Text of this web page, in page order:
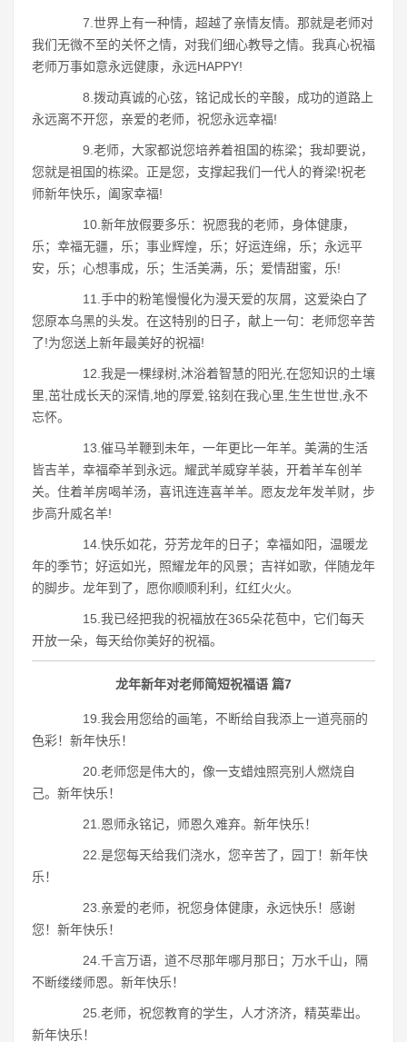
7.世界上有一种情，超越了亲情友情。那就是老师对
我们无微不至的关怀之情，对我们细心教导之情。我真心祝福
老师万事如意永远健康，永远HAPPY!
8.拨动真诚的心弦，铭记成长的辛酸，成功的道路上
永远离不开您，亲爱的老师，祝您永远幸福!
9.老师，大家都说您培养着祖国的栋梁；我却要说，
您就是祖国的栋梁。正是您，支撑起我们一代人的脊梁!祝老
师新年快乐，阖家幸福!
10.新年放假要多乐：祝愿我的老师，身体健康，
乐；幸福无疆，乐；事业辉煌，乐；好运连绵，乐；永远平
安，乐；心想事成，乐；生活美满，乐；爱情甜蜜，乐!
11.手中的粉笔慢慢化为漫天爱的灰屑，这爱染白了
您原本乌黑的头发。在这特别的日子，献上一句：老师您辛苦
了!为您送上新年最美好的祝福!
12.我是一棵绿树,沐浴着智慧的阳光,在您知识的土壤
里,茁壮成长天的深情,地的厚爱,铭刻在我心里,生生世世,永不
忘怀。
13.催马羊鞭到未年，一年更比一年羊。美满的生活
皆吉羊，幸福牵羊到永远。耀武羊威穿羊装，开着羊车创羊
关。住着羊房喝羊汤，喜讯连连喜羊羊。愿友龙年发羊财，步
步高升威名羊!
14.快乐如花，芬芳龙年的日子；幸福如阳，温暖龙
年的季节；好运如光，照耀龙年的风景；吉祥如歌，伴随龙年
的脚步。龙年到了，愿你顺顺利利，红红火火。
15.我已经把我的祝福放在365朵花苞中，它们每天
开放一朵，每天给你美好的祝福。
龙年新年对老师简短祝福语 篇7
19.我会用您给的画笔，不断给自我添上一道亮丽的
色彩！新年快乐！
20.老师您是伟大的，像一支蜡烛照亮别人燃烧自
己。新年快乐！
21.恩师永铭记，师恩久难弃。新年快乐！
22.是您每天给我们浇水，您辛苦了，园丁！新年快
乐！
23.亲爱的老师，祝您身体健康，永远快乐！感谢
您！新年快乐！
24.千言万语，道不尽那年哪月那日；万水千山，隔
不断缕缕师恩。新年快乐！
25.老师，祝您教育的学生，人才济济，精英辈出。
新年快乐！